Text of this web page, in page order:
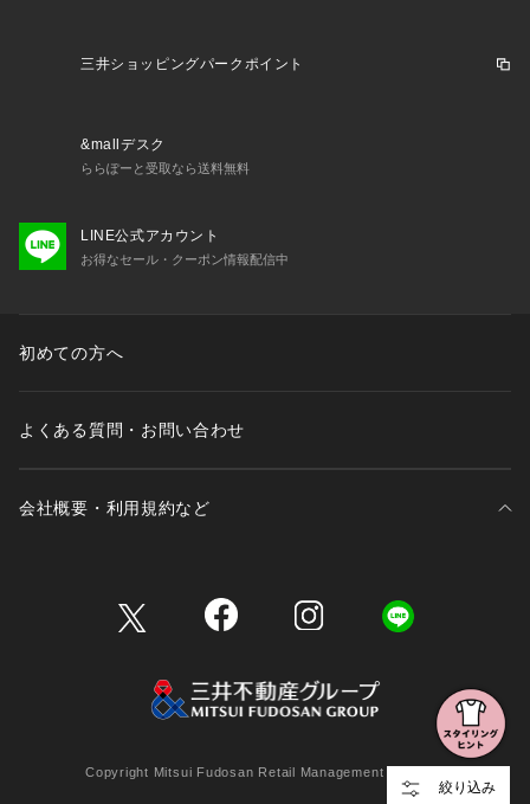
絞り込み
三井ショッピングパークポイント
&mallデスク
ららぽーと受取なら送料無料
LINE公式アカウント
お得なセール・クーポン情報配信中
初めての方へ
よくある質問・お問い合わせ
会社概要・利用規約など
Copyright Mitsui Fudosan Retail Management Co., Ltd.